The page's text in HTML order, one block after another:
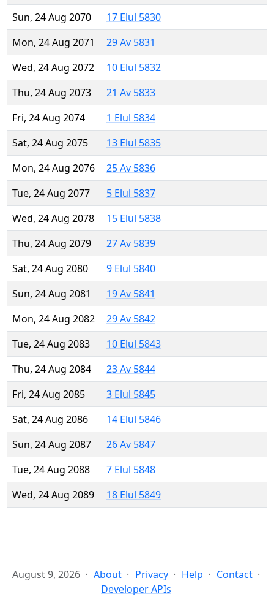
Sun, 24 Aug 2070
17 Elul 5830
Mon, 24 Aug 2071
29 Av 5831
Wed, 24 Aug 2072
10 Elul 5832
Thu, 24 Aug 2073
21 Av 5833
Fri, 24 Aug 2074
1 Elul 5834
Sat, 24 Aug 2075
13 Elul 5835
Mon, 24 Aug 2076
25 Av 5836
Tue, 24 Aug 2077
5 Elul 5837
Wed, 24 Aug 2078
15 Elul 5838
Thu, 24 Aug 2079
27 Av 5839
Sat, 24 Aug 2080
9 Elul 5840
Sun, 24 Aug 2081
19 Av 5841
Mon, 24 Aug 2082
29 Av 5842
Tue, 24 Aug 2083
10 Elul 5843
Thu, 24 Aug 2084
23 Av 5844
Fri, 24 Aug 2085
3 Elul 5845
Sat, 24 Aug 2086
14 Elul 5846
Sun, 24 Aug 2087
26 Av 5847
Tue, 24 Aug 2088
7 Elul 5848
Wed, 24 Aug 2089
18 Elul 5849
August 9, 2026 About Privacy Help
Contact
Developer APIs